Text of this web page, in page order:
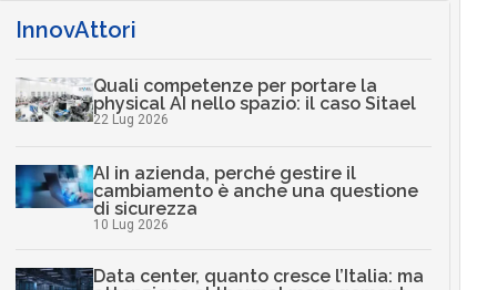
InnovAttori
Quali competenze per portare la
physical AI nello spazio: il caso Sitael
22 Lug 2026
AI in azienda, perché gestire il
cambiamento è anche una questione
di sicurezza
10 Lug 2026
Data center, quanto cresce l’Italia: ma